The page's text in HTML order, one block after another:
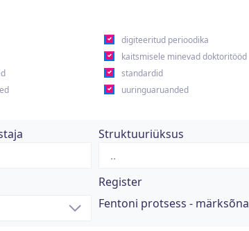
digiteeritud perioodika
kaitsmisele minevad doktoritööd
standardid
uuringuaruanded
Struktuuriüksus
Register
Fentoni protsess - märksõna